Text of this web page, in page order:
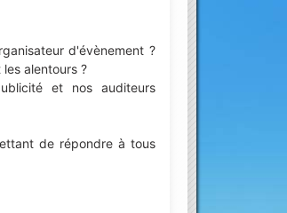
d'évènement ?
les alentours ?
et nos auditeurs
de répondre à tous